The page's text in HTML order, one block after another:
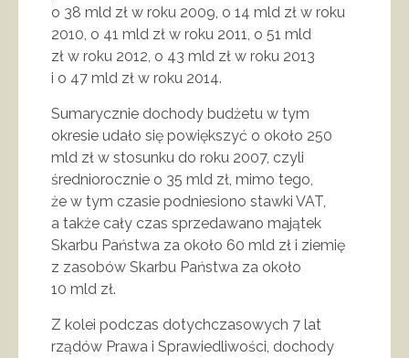
o 38 mld zł w roku 2009, o 14 mld zł w roku
2010, o 41 mld zł w roku 2011, o 51 mld
zł w roku 2012, o 43 mld zł w roku 2013
i o 47 mld zł w roku 2014.
Sumarycznie dochody budżetu w tym
okresie udało się powiększyć o około 250
mld zł w stosunku do roku 2007, czyli
średniorocznie o 35 mld zł, mimo tego,
że w tym czasie podniesiono stawki VAT,
a także cały czas sprzedawano majątek
Skarbu Państwa za około 60 mld zł i ziemię
z zasobów Skarbu Państwa za około
10 mld zł.
Z kolei podczas dotychczasowych 7 lat
rządów Prawa i Sprawiedliwości, dochody